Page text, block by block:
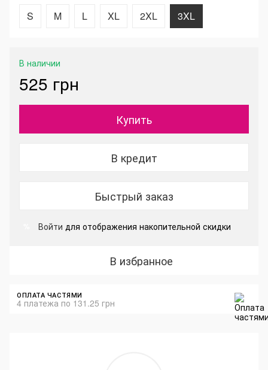
S M L XL 2XL 3XL
В наличии
525 грн
Купить
В кредит
Быстрый заказ
Войти для отображения накопительной скидки
В избранное
ОПЛАТА ЧАСТЯМИ
4 платежа по 131.25 грн